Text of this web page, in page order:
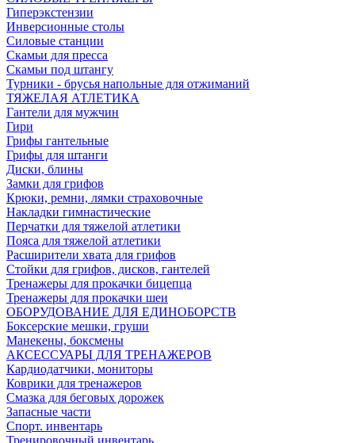
Гиперэкстензии
Инверсионные столы
Силовые станции
Скамьи для пресса
Скамьи под штангу
Турники - брусья напольные для отжиманий
ТЯЖЕЛАЯ АТЛЕТИКА
Гантели для мужчин
Гири
Грифы гантельные
Грифы для штанги
Диски, блины
Замки для грифов
Крюки, ремни, лямки страховочные
Накладки гимнастические
Перчатки для тяжелой атлетики
Пояса для тяжелой атлетики
Расширители хвата для грифов
Стойки для грифов, дисков, гантелей
Тренажеры для прокачки бицепца
Тренажеры для прокачки шеи
ОБОРУДОВАНИЕ ДЛЯ ЕДИНОБОРСТВ
Боксерские мешки, груши
Манекены, боксмены
АКСЕССУАРЫ ДЛЯ ТРЕНАЖЕРОВ
Кардиодатчики, мониторы
Коврики для тренажеров
Смазка для беговых дорожек
Запасные части
Спорт. инвентарь
Тренировочный инвентарь